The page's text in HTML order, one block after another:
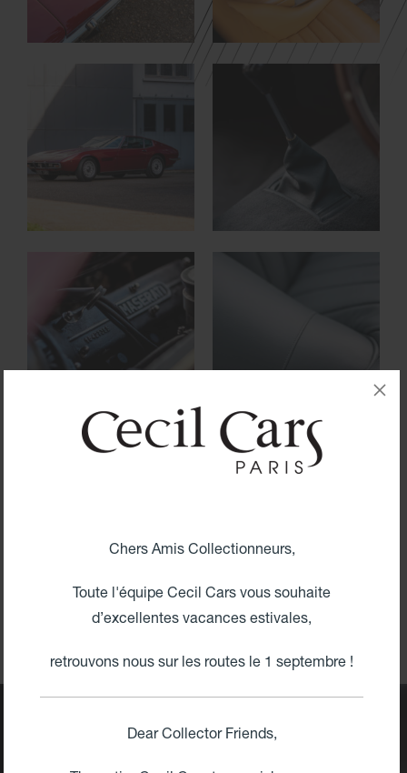
Jaguar, Aston Martin, MG, Triumph,
grand tourisme, elles vous
3.000 m² installé à Ollainville dans
l’Essonne et sur nos réseaux
sociaux.
L'atelier Cecil Cars
Chers Amis Collectionneurs,
Toute l'équipe Cecil Cars vous souhaite
d’excellentes vacances estivales,
retrouvons nous sur les routes le 1 septembre !
Dear Collector Friends,